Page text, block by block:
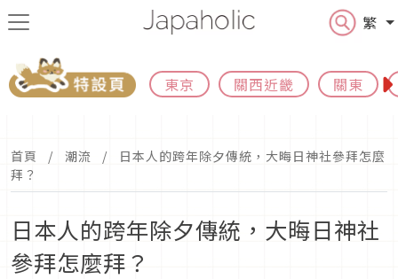
繁
東京 關西近畿 關東
首頁 潮流
日本人的跨年除夕傳統，大晦日神社參拜怎麼
拜？
日本人的跨年除夕傳統，大晦日神社
參拜怎麼拜？